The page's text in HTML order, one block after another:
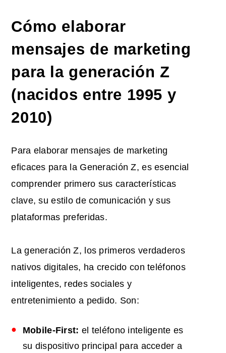
Cómo elaborar
mensajes de marketing
para la generación Z
(nacidos entre 1995 y
2010)
Para elaborar mensajes de marketing
eficaces para la Generación Z, es esencial
comprender primero sus características
clave, su estilo de comunicación y sus
plataformas preferidas.
La generación Z, los primeros verdaderos
nativos digitales, ha crecido con teléfonos
inteligentes, redes sociales y
entretenimiento a pedido. Son:
Mobile-First: el teléfono inteligente es
su dispositivo principal para acceder a